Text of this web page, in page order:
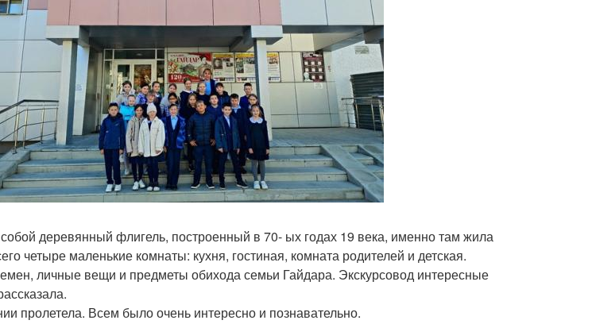
деревянный флигель, построенный в 70- ых годах 19 века, именно там жила
четыре маленькие комнаты: кухня, гостиная, комната родителей и детская.
личные вещи и предметы обихода семьи Гайдара. Экскурсовод интересные
пролетела. Всем было очень интересно и познавательно.